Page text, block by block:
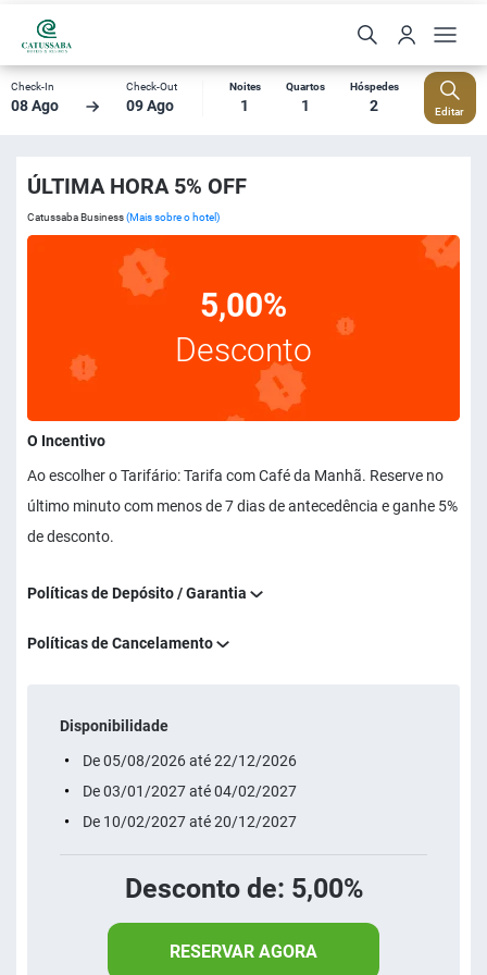
Check-In
08 Ago
Check-Out
09 Ago
Noites
1
Quartos
1
Hóspedes
2 Editar
ÚLTIMA HORA 5% OFF
Catussaba Business(Mais sobre o hotel)
5,00%
Desconto
O Incentivo
Ao escolher o Tarifário: Tarifa com Café da Manhã. Reserve no
último minuto com menos de 7 dias de antecedência e ganhe 5%
de desconto.
Políticas de Depósito / Garantia
Políticas de Cancelamento
Disponibilidade
De 05/08/2026 até 22/12/2026
De 03/01/2027 até 04/02/2027
De 10/02/2027 até 20/12/2027
Desconto de: 5,00%
RESERVAR AGORA